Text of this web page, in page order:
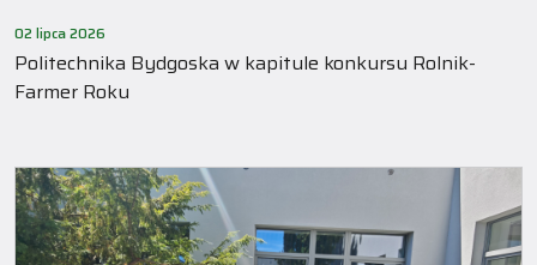
02 lipca 2026
Politechnika Bydgoska w kapitule konkursu Rolnik-
Farmer Roku